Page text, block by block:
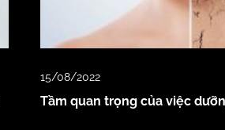
15/08/2022
Tầm quan trọng của việc